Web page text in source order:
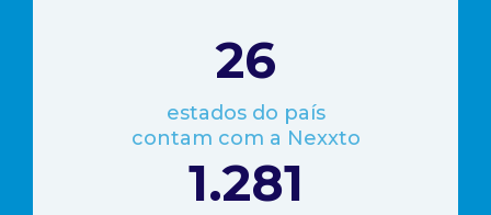
26
estados do país
contam com a Nexxto
1.314